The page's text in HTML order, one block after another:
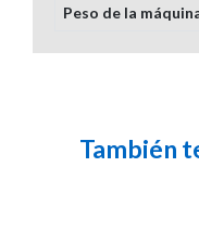
Peso de la
También